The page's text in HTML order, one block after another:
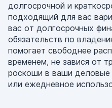
долгосрочной и
подходящий для вас
вас от долгосрочных
обязательств по
помогает свободнее
временем, не завися от
роскоши в ваши
или ежедневное